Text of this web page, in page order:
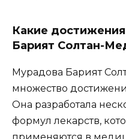
Какие
Барият Солтан-
Мурадова Барият
множество
Она разработала
формул лекарств,